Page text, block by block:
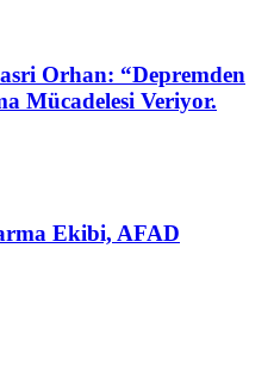
Orhan: “Depremden
Mücadelesi Veriyor.
Ekibi, AFAD